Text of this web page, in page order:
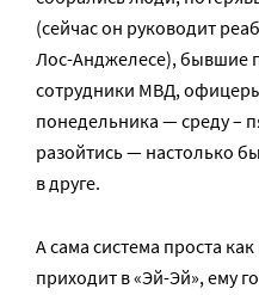
(сейчас он руководит
Лос-Анджелесе), бывшие
сотрудники МВД,
понедельника — среду –
разойтись — настолько
в друге.
А сама система проста
приходит в «Эй-Эй», ему